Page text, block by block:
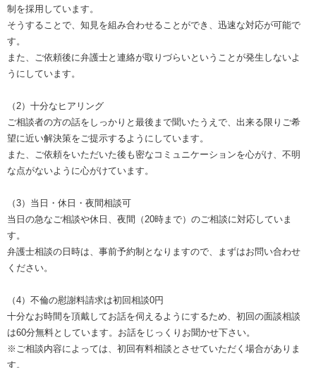
制を採用しています。
そうすることで、知見を組み合わせることができ、迅速な対応が可能で
す。
また、ご依頼後に弁護士と連絡が取りづらいということが発生しないよ
うにしています。
（2）十分なヒアリング
ご相談者の方の話をしっかりと最後まで聞いたうえで、出来る限りご希
望に近い解決策をご提示するようにしています。
また、ご依頼をいただいた後も密なコミュニケーションを心がけ、不明
な点がないように心がけています。
（3）当日・休日・夜間相談可
当日の急なご相談や休日、夜間（20時まで）のご相談に対応していま
す。
弁護士相談の日時は、事前予約制となりますので、まずはお問い合わせ
ください。
（4）不倫の慰謝料請求は初回相談0円
十分なお時間を頂戴してお話を伺えるようにするため、初回の面談相談
は60分無料としています。お話をじっくりお聞かせ下さい。
※ご相談内容によっては、初回有料相談とさせていただく場合がありま
す。